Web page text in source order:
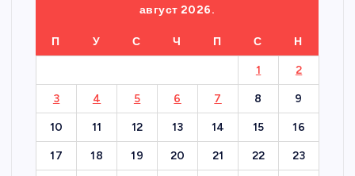
август 2026.
П У С Ч П С Н
1 2
3 4 5 6 7 8 9
10 11 12 13 14 15 16
17 18 19 20 21 22 23